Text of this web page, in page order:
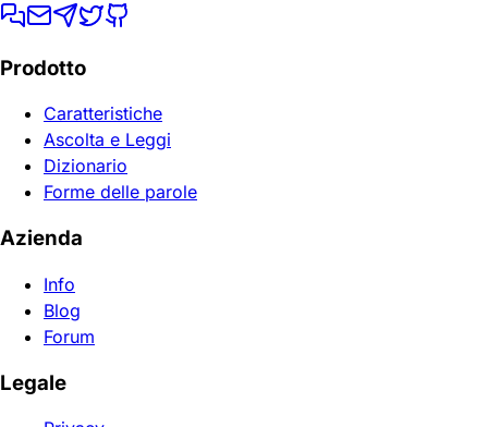
Prodotto
Caratteristiche
Ascolta e Leggi
Dizionario
Forme delle parole
Azienda
Info
Blog
Forum
Legale